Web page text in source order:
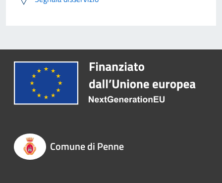
Comune di Penne